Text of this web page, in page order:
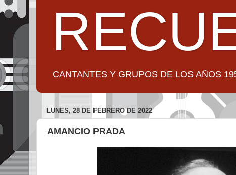
CANTANTES Y GRUPOS DE LOS AÑOS
LUNES, 28 DE FEBRERO DE 2022
AMANCIO PRADA